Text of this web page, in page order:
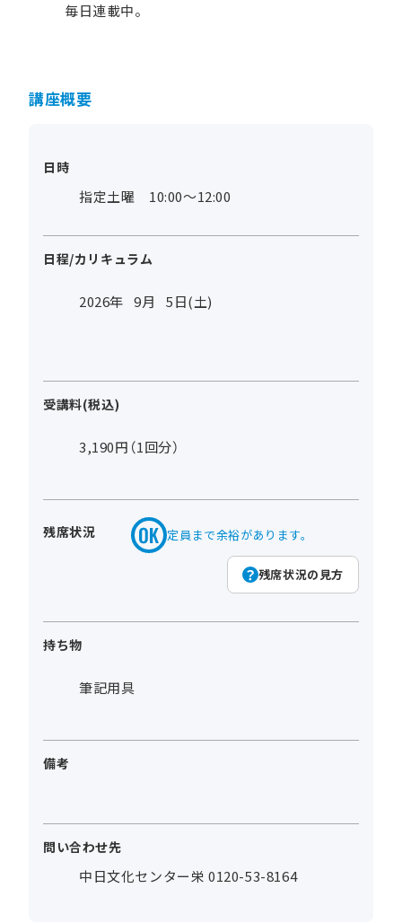
毎日連載中。
講座概要
日時
指定土曜 10:00～12:00
日程/カリキュラム
2026年 9月 5日(土)
受講料(税込)
3,190円（1回分）
残席状況 定員まで余裕があります。
残席状況の見方
持ち物
筆記用具
備考
問い合わせ先
中日文化センター栄 0120-53-8164